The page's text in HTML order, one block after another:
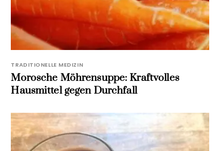
TRADITIONELLE MEDIZIN
Morosche Möhrensuppe: Kraftvolles
Hausmittel gegen Durchfall